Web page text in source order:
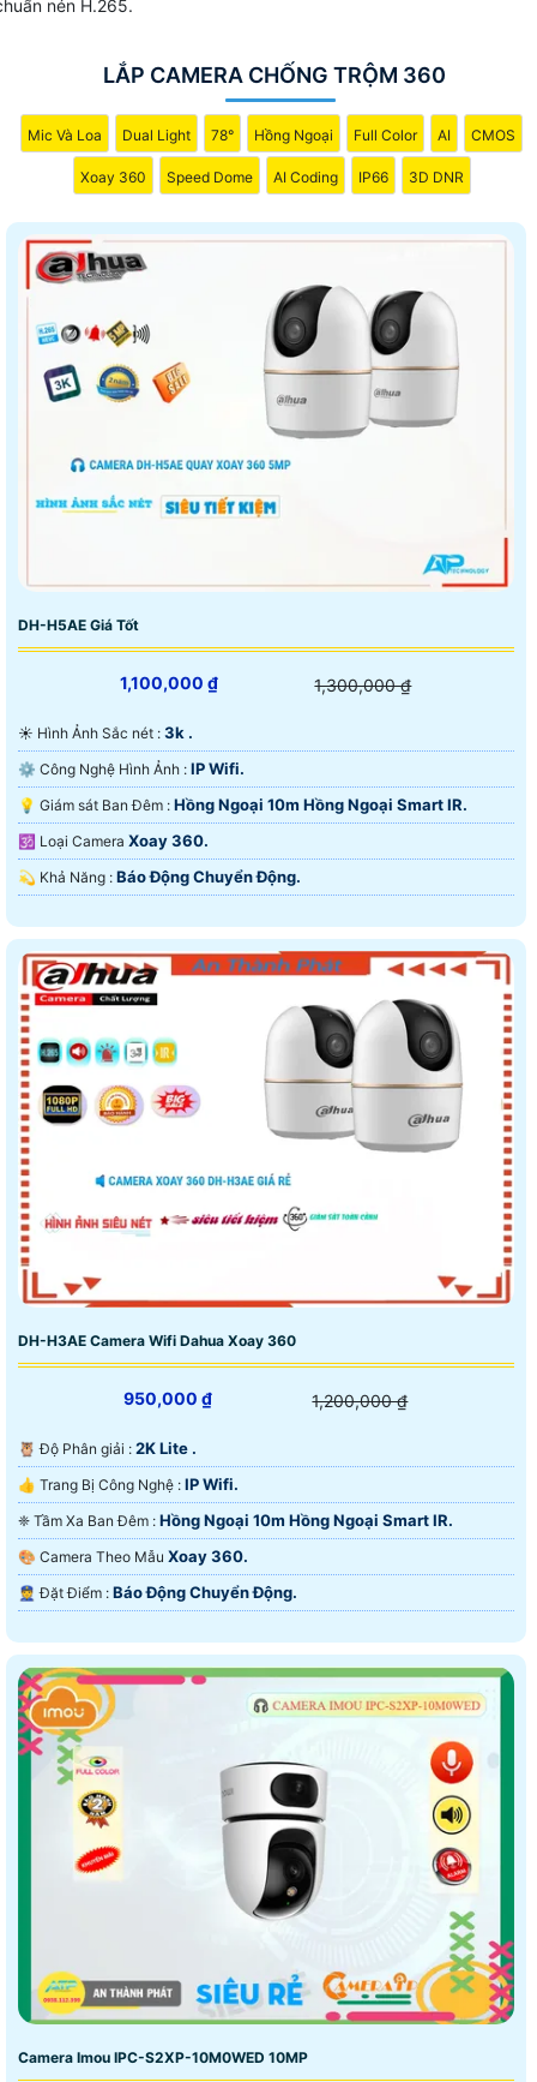
nén H.265.
LẮP CAMERA CHỐNG TRỘM 360
Mic Và Loa Dual Light 78° Hồng Ngoại Full Color AI CMOS
Xoay 360 Speed Dome AI Coding IP66 3D DNR
DH-H5AE Giá Tốt
1,100,000 ₫ 1,300,000 ₫
☀️ Hình Ảnh Sắc nét : 3k .
⚙ Công Nghệ Hình Ảnh : IP Wifi.
💡 Giám sát Ban Đêm : Hồng Ngoại 10m Hồng Ngoại Smart IR.
🕉️ Loại Camera Xoay 360.
️💫 Khả Năng : Báo Động Chuyển Động.
DH-H3AE Camera Wifi Dahua Xoay 360
950,000 ₫ 1,200,000 ₫
🦉 Độ Phân giải : 2K Lite .
👍 Trang Bị Công Nghệ : IP Wifi.
❈ Tầm Xa Ban Đêm : Hồng Ngoại 10m Hồng Ngoại Smart IR.
🎨 Camera Theo Mẫu Xoay 360.
️👮 Đặt Điểm : Báo Động Chuyển Động.
Camera Imou IPC-S2XP-10M0WED 10MP